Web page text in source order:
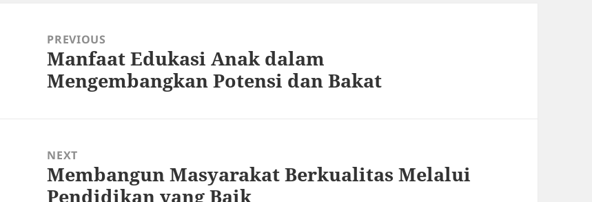
navigationPREVIOUS
Previous
post:
Manfaat Edukasi Anak dalam
Mengembangkan Potensi dan Bakat
NEXT
Next
post:
Membangun Masyarakat Berkualitas Melalui
Pendidikan yang Baik